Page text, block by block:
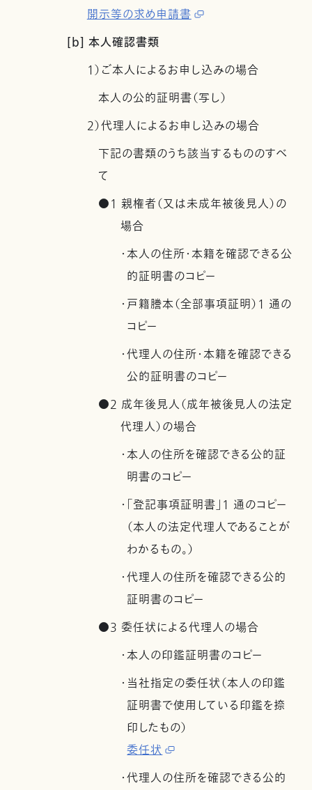
開示等の求め申請書
[b] 本人確認書類
1）ご本人によるお申し込みの場合
本人の公的証明書（写し）
2）代理人によるお申し込みの場合
下記の書類のうち該当するもののすべ
て
●1 親権者（又は未成年被後見人）の
場合
・本人の住所・本籍を確認できる公
的証明書のコピー
・戸籍謄本（全部事項証明）1 通の
コピー
・代理人の住所・本籍を確認できる
公的証明書のコピー
●2 成年後見人（成年被後見人の法定
代理人）の場合
・本人の住所を確認できる公的証
明書のコピー
・「登記事項証明書」1 通のコピー
（本人の法定代理人であることが
わかるもの。）
・代理人の住所を確認できる公的
証明書のコピー
●3 委任状による代理人の場合
・本人の印鑑証明書のコピー
・当社指定の委任状（本人の印鑑
証明書で使用している印鑑を捺
印したもの）
委任状
・代理人の住所を確認できる公的